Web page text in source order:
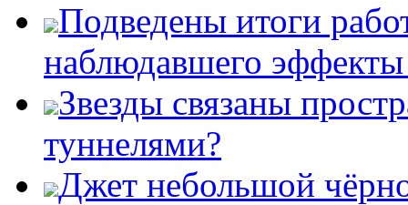
Подведены итоги
наблюдавшего
Звезды связаны
туннелями?
Джет небольшой